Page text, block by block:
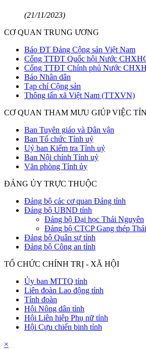
(21/11/2023)
CƠ QUAN TRUNG ƯƠNG
Báo ĐT Đảng Cộng sản Việt Nam
Cổng TTĐT Quốc hội Nước
Cổng TTĐT Chính phủ Nước
Báo Nhân dân
Tạp chí Cộng sản
Thông tấn xã Việt Nam (TTXVN)
CƠ QUAN THAM MƯU GIÚP VIỆC
Ban Tuyên giáo và Dân vận
Ban Tổ chức Tỉnh uỷ
Uỷ ban Kiểm tra Tỉnh uỷ
Ban Nội chính Tỉnh uỷ
Văn phòng Tỉnh ủy
ĐẢNG ỦY TRỰC THUỘC
Đảng bộ các cơ quan Đảng tỉnh
Đảng bộ UBND tỉnh
Đảng bộ Đại học Thái Nguyên
Đảng bộ CTCP Gang thép
Đảng bộ Quân sự tỉnh
Đảng bộ Công an tỉnh
TỔ CHỨC CHÍNH TRỊ - XÃ HỘI
Ủy ban MTTQ tỉnh
Liên đoàn Lao động tỉnh
Tỉnh đoàn
Hội Nông dân tỉnh
Hội Liên hiệp Phụ nữ tỉnh
Hội Cựu chiến binh tỉnh
×